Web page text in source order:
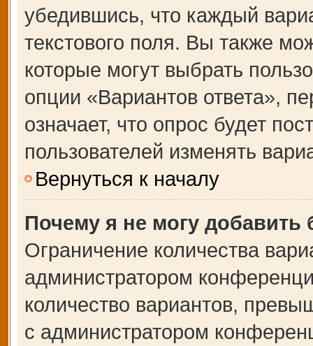
убедившись, что каждый
текстового поля. Вы также
которые могут выбрать
опции «Вариантов ответа»,
означает, что опрос будет
пользователей изменять
Вернуться к началу
Почему я не могу добавить
Ограничение количества
администратором
количество вариантов,
с администратором